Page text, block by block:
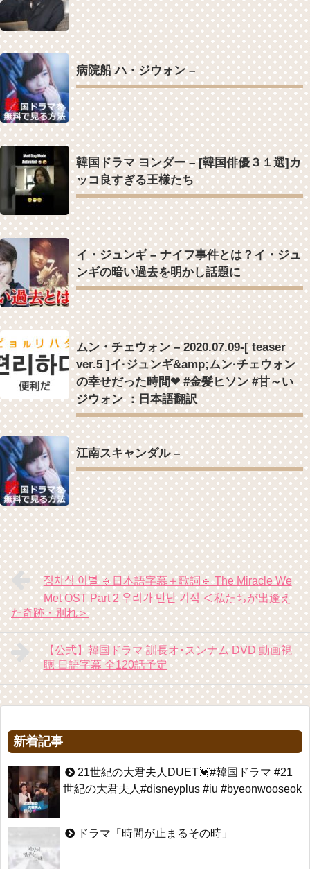
病院船 ハ・ジウォン –
韓国ドラマ ヨンダー – [韓国俳優３１選]カ
ッコ良すぎる王様たち
イ・ジュンギ – ナイフ事件とは？イ・ジュ
ンギの暗い過去を明かし話題に
ムン・チェウォン – 2020.07.09-[ teaser
ver.5 ]イ·ジュンギ&amp;ムン·チェウォン
の幸せだった時間❤ #金髪ヒソン #甘～い
ジウォン ：日本語翻訳
江南スキャンダル –
정차식 이별 🔹日本語字幕＋歌詞🔹 The Miracle We
Met OST Part 2 우리가 만난 기적 ＜私たちが出逢え
た奇跡・別れ＞
【公式】韓国ドラマ 訓長オ･スンナム DVD 動画視
聴 日語字幕 全120話予定
新着記事
21世紀の大君夫人DUET💓#韓国ドラマ #21
世紀の大君夫人#disneyplus #iu #byeonwooseok
ドラマ「時間が止まるその時」